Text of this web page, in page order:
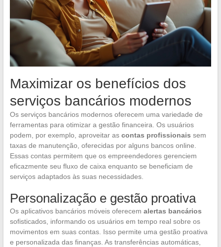
Maximizar os benefícios dos
serviços bancários modernos
Os serviços bancários modernos oferecem uma variedade de
ferramentas para otimizar a gestão financeira. Os usuários
podem, por exemplo, aproveitar as contas profissionais sem
taxas de manutenção, oferecidas por alguns bancos online.
Essas contas permitem que os empreendedores gerenciem
eficazmente seu fluxo de caixa enquanto se beneficiam de
serviços adaptados às suas necessidades.
Personalização e gestão proativa
Os aplicativos bancários móveis oferecem alertas bancários
sofisticados, informando os usuários em tempo real sobre os
movimentos em suas contas. Isso permite uma gestão proativa
e personalizada das finanças. As transferências automáticas,